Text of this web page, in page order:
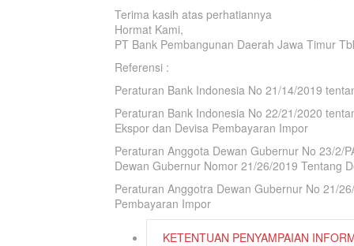
Terima kasih atas perhatiannya
Hormat Kami,
PT Bank Pembangunan Daerah Jawa Timur
Referensi :
Peraturan Bank Indonesia No 21/14/2019
Peraturan Bank Indonesia No 22/21/2020
Ekspor dan Devisa Pembayaran Impor
Peraturan Anggota Dewan Gubernur No 23/2/
Dewan Gubernur Nomor 21/26/2019 Tentang
Peraturan Anggotra Dewan Gubernur No 21/
Pembayaran Impor
KETENTUAN PENYAMPAIAN